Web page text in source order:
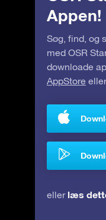
Appen!
Søg, find, og
med OSR
downloade
AppStore
eller læs